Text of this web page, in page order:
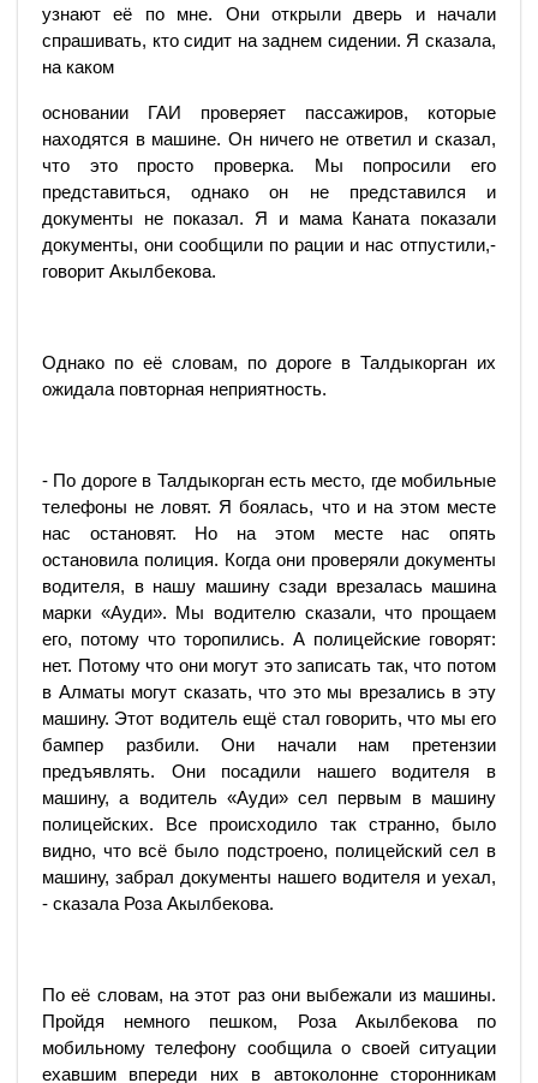
узнают её по мне. Они открыли дверь и начали
спрашивать, кто сидит на заднем сидении. Я сказала,
на каком
основании ГАИ проверяет пассажиров, которые
находятся в машине. Он ничего не ответил и сказал,
что это просто проверка. Мы попросили его
представиться, однако он не представился и
документы не показал. Я и мама Каната показали
документы, они сообщили по рации и нас отпустили,-
говорит Акылбекова.
Однако по её словам, по дороге в Талдыкорган их
ожидала повторная неприятность.
- По дороге в Талдыкорган есть место, где мобильные
телефоны не ловят. Я боялась, что и на этом месте
нас остановят. Но на этом месте нас опять
остановила полиция. Когда они проверяли документы
водителя, в нашу машину сзади врезалась машина
марки «Ауди». Мы водителю сказали, что прощаем
его, потому что торопились. А полицейские говорят:
нет. Потому что они могут это записать так, что потом
в Алматы могут сказать, что это мы врезались в эту
машину. Этот водитель ещё стал говорить, что мы его
бампер разбили. Они начали нам претензии
предъявлять. Они посадили нашего водителя в
машину, а водитель «Ауди» сел первым в машину
полицейских. Все происходило так странно, было
видно, что всё было подстроено, полицейский сел в
машину, забрал документы нашего водителя и уехал,
- сказала Роза Акылбекова.
По её словам, на этот раз они выбежали из машины.
Пройдя немного пешком, Роза Акылбекова по
мобильному телефону сообщила о своей ситуации
ехавшим впереди них в автоколонне сторонникам